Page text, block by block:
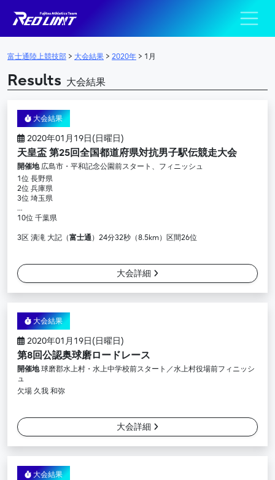
メインナビゲーション
陸上競技部 –
富士通陸上競技部 > 大会結果 > 2020年 > 1月
Results 大会結果
大会結果
2020年01月19日(日曜日)
天皇盃 第25回全国都道府県対抗男子駅伝競走大会
開催地広島市・平和記念公園前スタート、フィニッシュ
1位 長野県
2位 兵庫県
3位 埼玉県
…
10位 千葉県
3区 潰滝 大記（富士通）24分32秒（8.5km）区間26位
大会詳細
大会結果
2020年01月19日(日曜日)
第8回公認奥球磨ロードレース
開催地球磨郡水上村・水上中学校前スタート／水上村役場前フィニッシ
ュ
欠場 久我 和弥
大会詳細
大会結果